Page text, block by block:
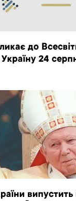
до
24
випустить